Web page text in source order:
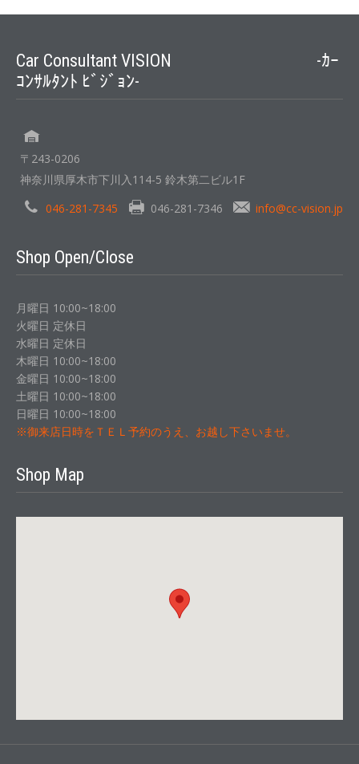
Car Consultant VISION -ｶｰ
ｺﾝｻﾙﾀﾝﾄ ﾋﾞｼﾞｮﾝ-
〒243-0206
神奈川県厚木市下川入114-5 鈴木第二ビル1F
046-281-7345
046-281-7346 info@cc-vision.jp
Shop Open/Close
月曜日 10:00~18:00
火曜日 定休日
水曜日 定休日
木曜日 10:00~18:00
金曜日 10:00~18:00
土曜日 10:00~18:00
日曜日 10:00~18:00
※御来店日時をＴＥＬ予約のうえ、お越し下さいませ。
Shop Map